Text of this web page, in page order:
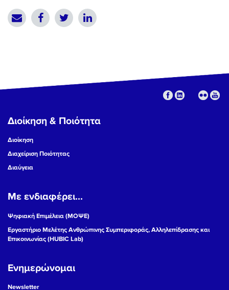
Διοίκηση & Ποιότητα
Διοίκηση
Διαχείριση Ποιότητας
Διαύγεια
Με ενδιαφέρει...
Ψηφιακή Επιμέλεια (ΜΟΨΕ)
Εργαστήριο Μελέτης Ανθρώπινης Συμπεριφοράς, Αλληλεπίδρασης και
Επικοινωνίας (HUBIC Lab)
Ενημερώνομαι
Newsletter